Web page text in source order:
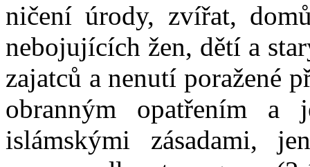
ničení úrody, zvířat,
nebojujících žen, dětí a
zajatců a nenutí poražené
obranným opatřením a
islámskými zásadami,